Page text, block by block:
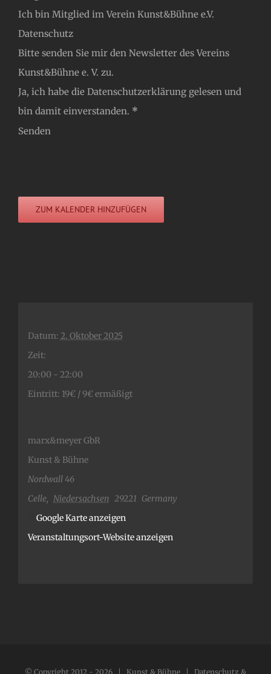
Ich bin Mitglied im Verein Kunst&Bühne e.V.
Datenschutz
Bitte senden Sie mir den Newsletter des Vereins
Kunst&Bühne e. V. zu.
Ja, ich habe die Datenschutzerklärung gelesen und
bin damit einverstanden. *
Senden
ZUM KALENDER HINZUFÜGEN
Datum: 2. Oktober 2025
Zeit:
20:00 - 22:00
Eintritt: 19€ / 9€ ermäßigt
Kunst & Bühne
Nordwall 46
Celle, Niedersachsen 29221 Germany
Google Karte anzeigen
Veranstaltungsort-Website anzeigen
marx&meyer GbR
© Copyright 2012 - 2026 | Kunst & Bühne | Datenschutz &